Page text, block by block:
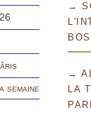
→
→
LA